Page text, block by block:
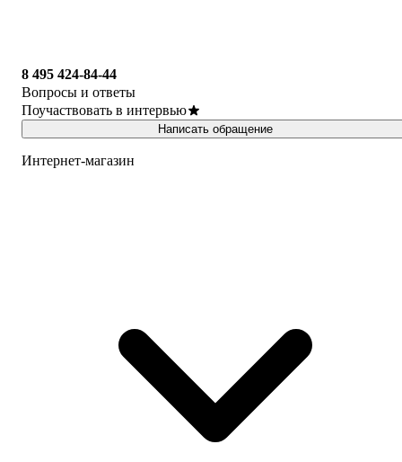
8 495 424-84-44
Вопросы и ответы
Поучаствовать в интервью
Написать обращение
Интернет-магазин